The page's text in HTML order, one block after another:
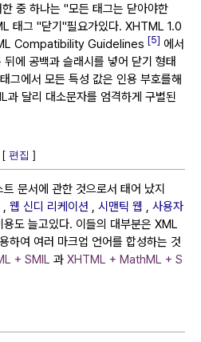
중 하나는 "모든 태그는 닫아야한
태그 "닫기"필요가있다. XHTML 1.0
Compatibility Guidelines [5] 에서
에 공백과 슬래시를 넣어 닫기 형태
그에서 모든 특성 값은 인용 부호를해
과 달리 대소문자를 엄격하게 구별된
[ 편집 ]
문서에 관한 것으로서 태어 났지
, 웹 신디 리케이션 , 시맨틱 웹 , 사용자
도 늘고있다. 이들의 대부분은 XML
하여 여러 마크업 언어를 합성하는 것
+ SMIL 과 XHTML + MathML + S